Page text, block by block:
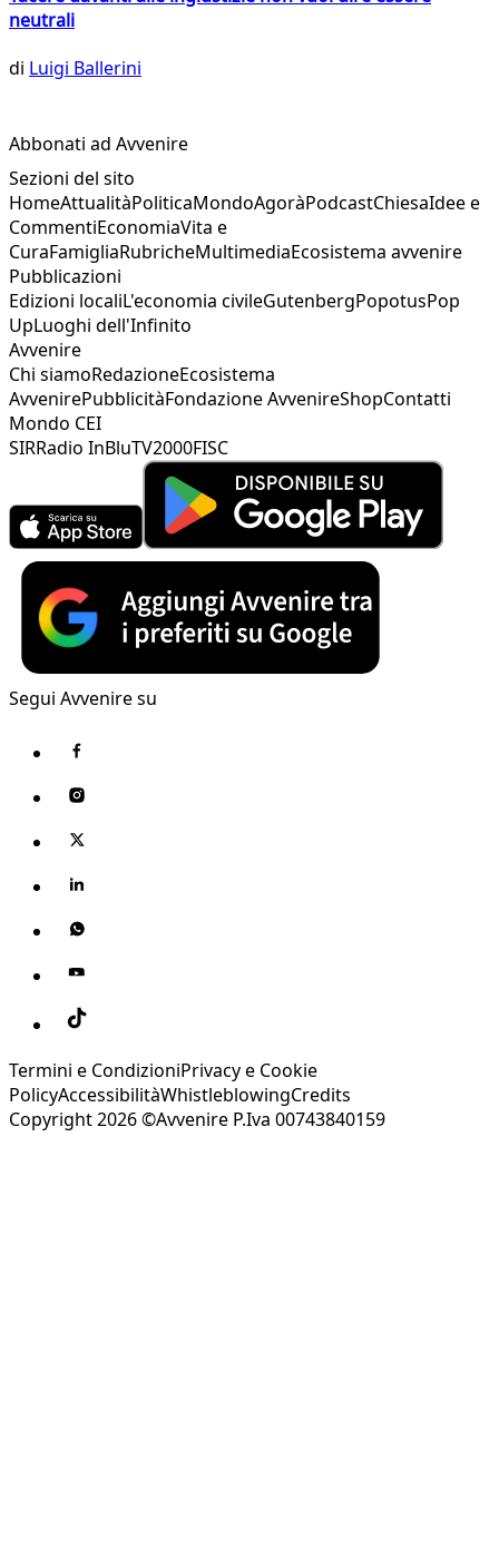
neutrali
di Luigi Ballerini
Abbonati ad Avvenire
Sezioni del sito
HomeAttualitàPoliticaMondoAgoràPodcastChiesaIdee e
CommentiEconomiaVita e
CuraFamigliaRubricheMultimediaEcosistema avvenire
Pubblicazioni
Edizioni localiL'economia civileGutenbergPopotusPop
UpLuoghi dell'Infinito
Avvenire
Chi siamoRedazioneEcosistema
AvvenirePubblicitàFondazione AvvenireShopContatti
Mondo CEI
SIRRadio InBluTV2000FISC
Segui Avvenire su
Termini e CondizioniPrivacy e Cookie
PolicyAccessibilitàWhistleblowingCredits
Copyright 2026 ©Avvenire P.Iva 00743840159